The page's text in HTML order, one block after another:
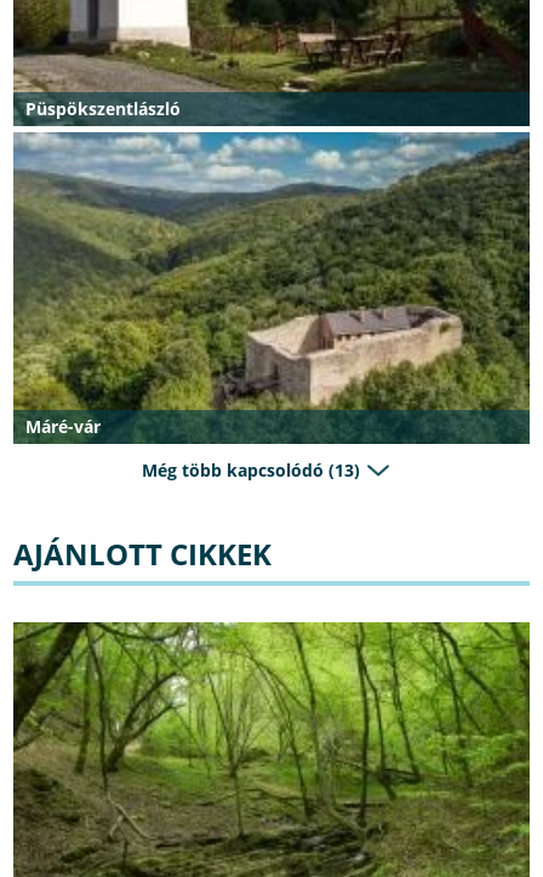
Püspökszentlászló
Máré-vár
Még több kapcsolódó (13)
AJÁNLOTT CIKKEK